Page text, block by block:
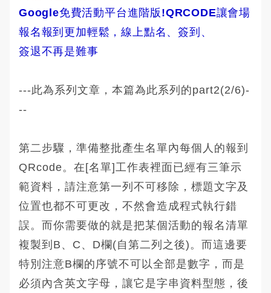
Google免費活動平台進階版!QRCODE讓會場
報名報到更加輕鬆，線上點名、簽到、
簽退不再是難事
---此為系列文章，本篇為此系列的part2(2/6)-
--
第二步驟，準備整批產生名單內每個人的報到
QRcode。在[名單]工作表裡面已經有三筆示
範資料，請注意第一列不可移除，標題文字及
位置也都不可更改，不然會造成程式執行錯
誤。而你需要做的就是把某個活動的報名清單
複製到B、C、D欄(自第二列之後)。而這邊要
特別注意B欄的序號不可以全部是數字，而是
必須內含英文字母，讓它是字串資料型態，後